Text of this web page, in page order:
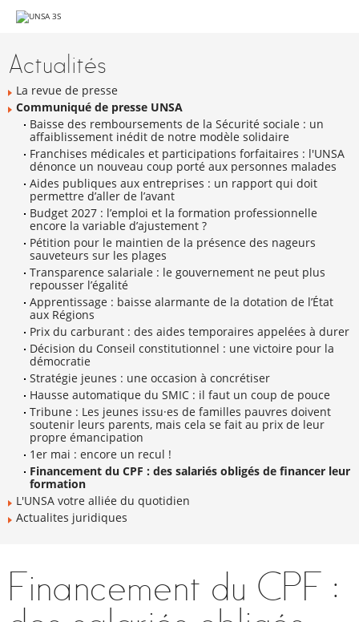
Aller
Aller
navigation
Actualités
La revue de presse
Communiqué de presse UNSA
Baisse des remboursements de la Sécurité sociale : un
affaiblissement inédit de notre modèle solidaire
Franchises médicales et participations forfaitaires : l'UNSA
dénonce un nouveau coup porté aux personnes malades
Aides publiques aux entreprises : un rapport qui doit
permettre d’aller de l’avant
Budget 2027 : l’emploi et la formation professionnelle
encore la variable d’ajustement ?
Pétition pour le maintien de la présence des nageurs
sauveteurs sur les plages
Transparence salariale : le gouvernement ne peut plus
repousser l’égalité
Apprentissage : baisse alarmante de la dotation de l’État
aux Régions
Prix du carburant : des aides temporaires appelées à durer
Décision du Conseil constitutionnel : une victoire pour la
démocratie
Stratégie jeunes : une occasion à concrétiser
Hausse automatique du SMIC : il faut un coup de pouce
Tribune : Les jeunes issu·es de familles pauvres doivent
soutenir leurs parents, mais cela se fait au prix de leur
propre émancipation
1er mai : encore un recul !
Financement du CPF : des salariés obligés de financer leur
formation
L'UNSA votre alliée du quotidien
Actualites juridiques
Financement du CPF :